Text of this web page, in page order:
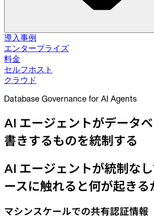
データベースアクセス制御
アクセス付与。データマスキング。ジャス
データベースコンプライアン
監査ログ。承認フロー。ポリシー
インテグレーション
データベース。パイプライン
業界
テクノロジー
導入事例
エンタープライズ
料金
セルフホスト
セルフホスト
クラウド
Database Governance for AI Agents
AI エージェントがデータ
書きするものを統制する
AI エージェントが統制な
ースに触れると何が起きる
マシンスケールでの共有認証情報